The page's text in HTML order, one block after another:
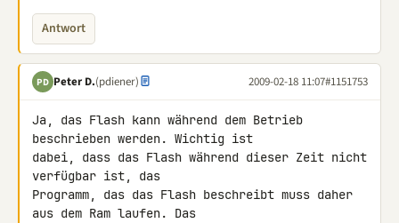
Antwort
PD Peter D.(pdiener) 2009-02-18 11:07#1151753
Ja, das Flash kann während dem Betrieb
beschrieben werden. Wichtig ist
dabei, dass das Flash während dieser Zeit nicht
verfügbar ist, das
Programm, das das Flash beschreibt muss daher
aus dem Ram laufen. Das